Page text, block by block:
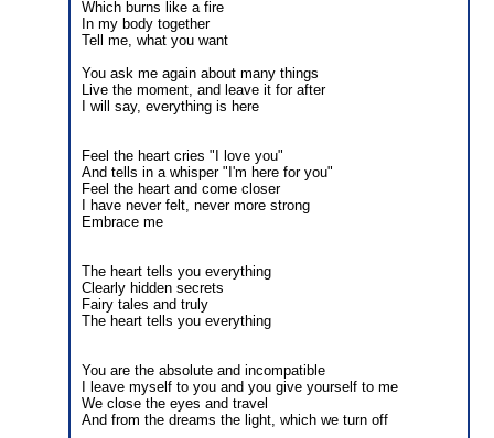
Which burns like a fire
In my body together
Tell me, what you want
You ask me again about many things
Live the moment, and leave it for after
I will say, everything is here
Feel the heart cries "I love you"
And tells in a whisper "I'm here for you"
Feel the heart and come closer
I have never felt, never more strong
Embrace me
The heart tells you everything
Clearly hidden secrets
Fairy tales and truly
The heart tells you everything
You are the absolute and incompatible
I leave myself to you and you give yourself to me
We close the eyes and travel
And from the dreams the light, which we turn off